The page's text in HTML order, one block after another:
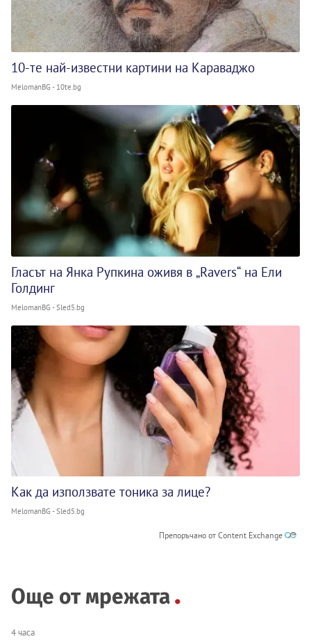
10-те най-известни картини на Караваджо
MelomanBG - 10te.bg
Гласът на Янка Рупкина оживя в „Ravers“ на Ели
Голдинг
MelomanBG - Sled5.bg
Как да използвате тоника за лице?
MelomanBG - Sled5.bg
Препоръчано от Content Exchange
Още от мрежата
4 часа